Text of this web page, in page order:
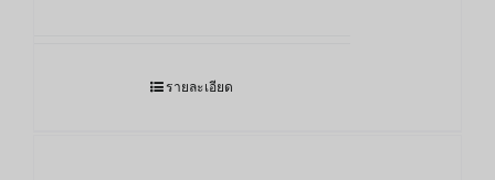
รายละเอียด